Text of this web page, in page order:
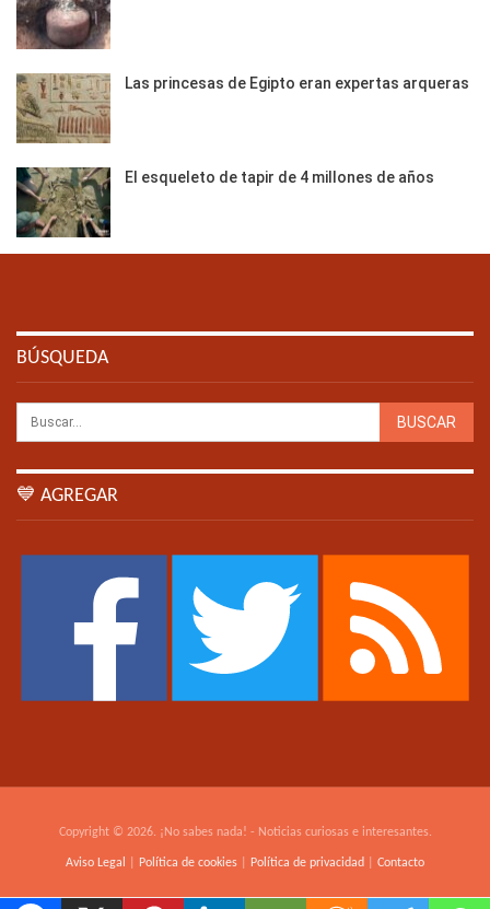
Las princesas de Egipto eran expertas arqueras
El esqueleto de tapir de 4 millones de años
BÚSQUEDA
💙 AGREGAR
Copyright © 2026. ¡No sabes nada! - Noticias curiosas e interesantes.
Aviso Legal Política de cookies Política de privacidad Contacto